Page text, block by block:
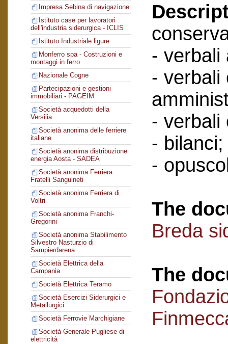
Impresa Sebina di navigazione
Istituto case per lavoratori
dell'industria siderurgica - ICLIS
Istituto Industriale ligure
Monferro spa - Costruzioni e
montaggi in ferro
Nazionale Cogne
Partecipazioni e gestioni
immobiliari - PAGEIM
Società acquedotti della
Versilia
Società anonima delle ferriere
italiane
Società anonima distribuzione
energia Aosta - SADEA
Società anonima Ferriera
Fratelli Sanguineti
Società anonima Ferriera di
Voltri
Società anonima Franchi-
Gregorini
Società anonima Stabilimento
Silvestro Nasturzio di
Sampierdarena
Società Elettrica della
Campania
Società Elettrica Teramo
Società Esercizi Siderurgici e
Metallurgici
Società Ferrovie Marchigiane
Società Generale Pugliese di
elettricità
- verbali
- verbali
- verbali
- bilanci;
-
The
Breda
The